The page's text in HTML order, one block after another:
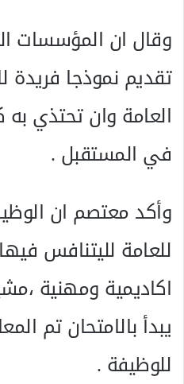
وقال ان المؤسسات
تقديم نموذجا فريدة
العامة وان تحتذي
في المستقبل .
وأكد معتصم ان
للعامة لليتنافس
اكاديمية ومهنية
يبدأ بالامتحان تم
للوظيفة .